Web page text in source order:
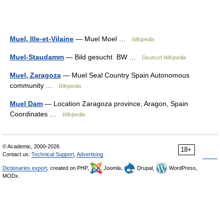
Muel, Ille-et-Vilaine — Muel Moel … Wikipedia
Muel-Staudamm — Bild gesucht BW … Deutsch Wikipedia
Muel, Zaragoza — Muel Seal Country Spain Autonomous
community …
Wikipedia
Muel Dam — Location Zaragoza province, Aragon, Spain
Coordinates …
Wikipedia
18+
© Academic, 2000-2026
Contact us: Technical Support Advertising
Dictionaries export , created on PHP, Joomla, Drupal,
WordPress,
MODx.